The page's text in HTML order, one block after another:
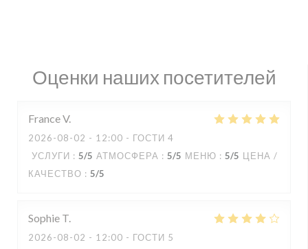
Оценки наших посетителей
FranceV
2026-08-02 - 12:00 - ГОСТИ 4
УСЛУГИ : 5/5 АТМОСФЕРА : 5/5 МЕНЮ : 5/5 ЦЕНА /
КАЧЕСТВО : 5/5
Sophie T
2026-08-02 - 12:00 - ГОСТИ 5